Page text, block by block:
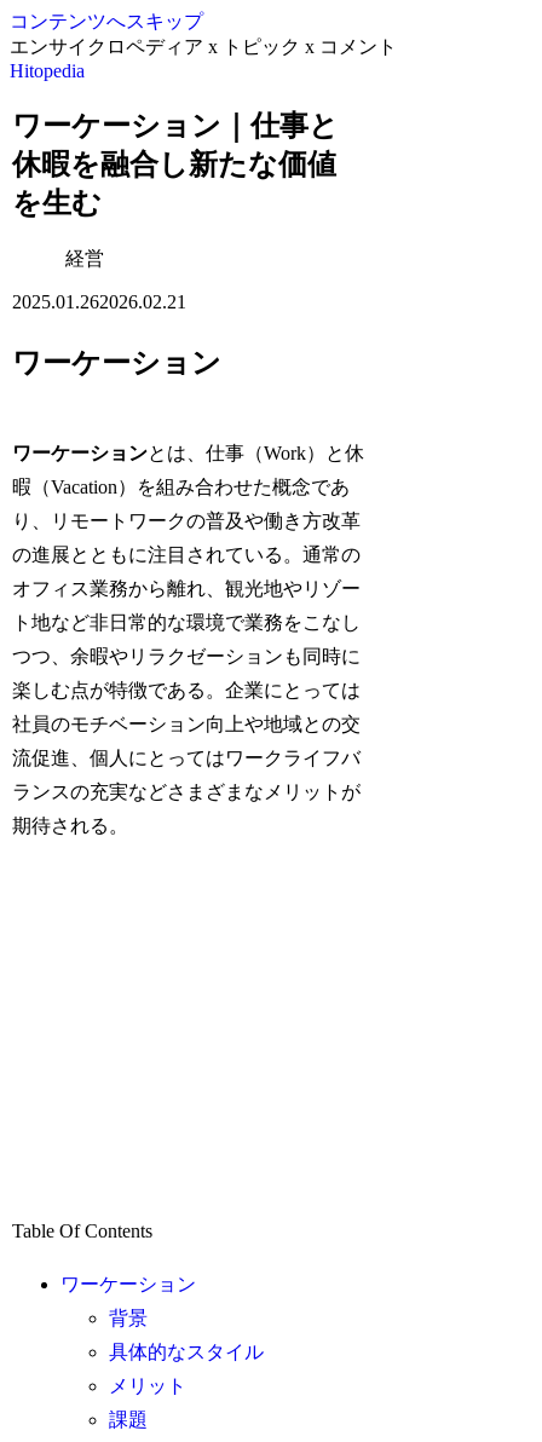
コンテンツへスキップ
エンサイクロペディア x トピック x コメント
Hitopedia
ワーケーション｜仕事と
休暇を融合し新たな価値
を生む
経営
2025.01.262026.02.21
ワーケーション
ワーケーションとは、仕事（Work）と休
暇（Vacation）を組み合わせた概念であ
り、リモートワークの普及や働き方改革
の進展とともに注目されている。通常の
オフィス業務から離れ、観光地やリゾー
ト地など非日常的な環境で業務をこなし
つつ、余暇やリラクゼーションも同時に
楽しむ点が特徴である。企業にとっては
社員のモチベーション向上や地域との交
流促進、個人にとってはワークライフバ
ランスの充実などさまざまなメリットが
期待される。
Table Of Contents
ワーケーション
背景
具体的なスタイル
メリット
課題